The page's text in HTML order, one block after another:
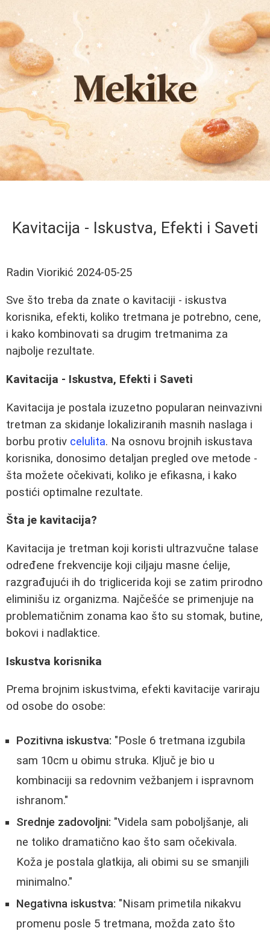
Kavitacija - Iskustva, Efekti i Saveti
Radin Viorikić 2024-05-25
Sve što treba da znate o kavitaciji - iskustva
korisnika, efekti, koliko tretmana je potrebno, cene,
i kako kombinovati sa drugim tretmanima za
najbolje rezultate.
Kavitacija - Iskustva, Efekti i Saveti
Kavitacija je postala izuzetno popularan neinvazivni
tretman za skidanje lokaliziranih masnih naslaga i
borbu protiv celulita. Na osnovu brojnih iskustava
korisnika, donosimo detaljan pregled ove metode -
šta možete očekivati, koliko je efikasna, i kako
postići optimalne rezultate.
Šta je kavitacija?
Kavitacija je tretman koji koristi ultrazvučne talase
određene frekvencije koji ciljaju masne ćelije,
razgrađujući ih do triglicerida koji se zatim prirodno
eliminišu iz organizma. Najčešće se primenjuje na
problematičnim zonama kao što su stomak, butine,
bokovi i nadlaktice.
Iskustva korisnika
Prema brojnim iskustvima, efekti kavitacije variraju
od osobe do osobe:
Pozitivna iskustva: "Posle 6 tretmana izgubila
sam 10cm u obimu struka. Ključ je bio u
kombinaciji sa redovnim vežbanjem i ispravnom
ishranom."
Srednje zadovoljni: "Videla sam poboljšanje, ali
ne toliko dramatično kao što sam očekivala.
Koža je postala glatkija, ali obimi su se smanjili
minimalno."
Negativna iskustva: "Nisam primetila nikakvu
promenu posle 5 tretmana, možda zato što